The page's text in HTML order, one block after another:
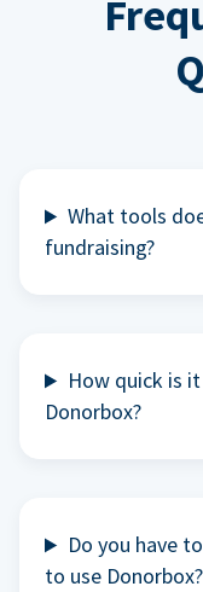
What tools
fundraising?
How quick is
Donorbox?
Do you have
to use Donorbox?